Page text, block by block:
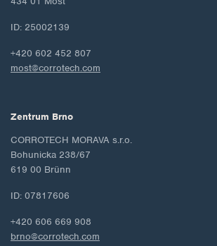
ID: 25002139
+420 602 452 807
most@corrotech.com
Zentrum Brno
CORROTECH MORAVA s.r.o.
Bohunicka 238/67
619 00 Brünn
ID: 07817606
+420 606 669 908
brno@corrotech.com